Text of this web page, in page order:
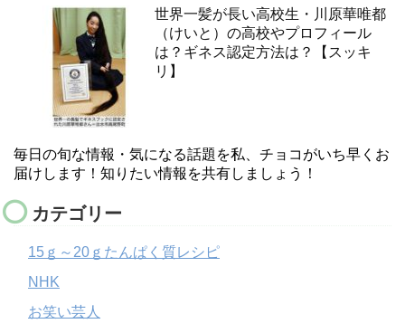
世界一髪が長い高校生・川原華唯都
（けいと）の高校やプロフィール
は？ギネス認定方法は？【スッキ
リ】
毎日の旬な情報・気になる話題を私、チョコがいち早くお
届けします！知りたい情報を共有しましょう！
カテゴリー
15ｇ～20ｇたんぱく質レシピ
NHK
お笑い芸人